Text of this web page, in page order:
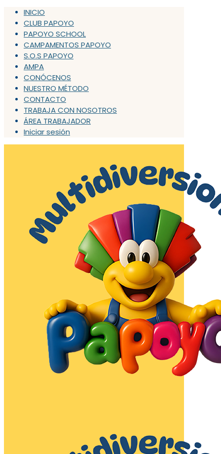
INICIO
CLUB PAPOYO
PAPOYO SCHOOL
CAMPAMENTOS PAPOYO
S.O.S PAPOYO
AMPA
CONÓCENOS
NUESTRO MÉTODO
CONTACTO
TRABAJA CON NOSOTROS
ÁREA TRABAJADOR
Iniciar sesión